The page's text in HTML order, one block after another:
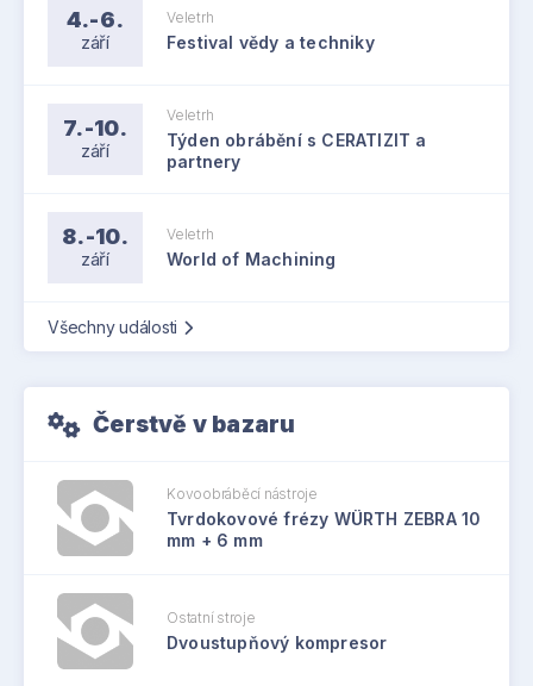
4.-6.
září
Veletrh
Festival vědy a techniky
7.-10.
září
Veletrh
Týden obrábění s CERATIZIT a
partnery
8.-10.
září
Veletrh
World of Machining
Všechny události
Čerstvě v bazaru
Kovoobráběcí nástroje
Tvrdokovové frézy WÜRTH ZEBRA 10
mm + 6 mm
Ostatní stroje
Dvoustupňový kompresor